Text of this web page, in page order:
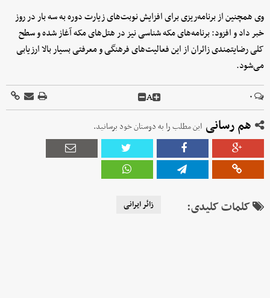
وی همچنین از برنامه‌ریزی برای افزایش نوبت‌های زیارت دوره به سه بار در روز
خبر داد و افزود: برنامه‌های مکه شناسی نیز در هتل‌های مکه آغاز شده و سطح
کلی رضایتمندی زائران از این فعالیت‌های فرهنگی و معرفتی بسیار بالا ارزیابی
می‌شود.
۰ A
هم رسانی این مطلب را به دوستان خود برسانید.
کلمات کلیدی: زائر ایرانی